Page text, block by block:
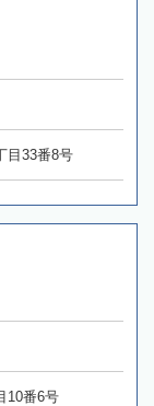
目33番8号
10番6号